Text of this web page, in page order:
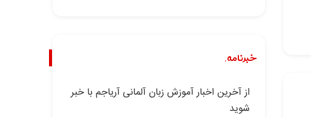
خبرنامه.
از آخرین اخبار آموزش زبان آلمانی آریاجم با خبر
شوید